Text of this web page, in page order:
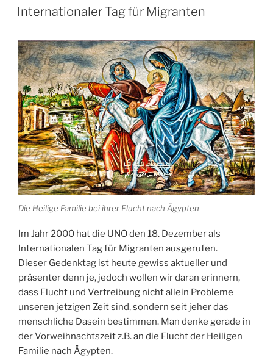
AM
Internationaler Tag für Migranten
Die Heilige Familie bei ihrer Flucht nach Ägypten
Im Jahr 2000 hat die UNOden 18. Dezember als
Internationalen Tag für Migranten ausgerufen.
Dieser Gedenktag ist heute gewiss aktueller und
präsenter denn je, jedoch wollen wir daran erinnern,
dass Flucht und Vertreibung nicht allein Probleme
unseren jetzigen Zeit sind, sondern seit jeher das
menschliche Dasein bestimmen. Man denke gerade in
der Vorweihnachtszeit z.B. an die Flucht der Heiligen
Familie nach Ägypten.